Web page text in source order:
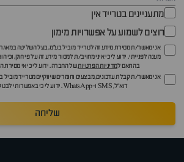
מתעניינים בטרייד אין
רוצים לשמוע על אפשרויות מימון
אני מאשר/ת מסירת מידע זה לטרייד מוביל בע"מ, בעל השליטה
מענה לפנייתי. ידוע לי כי איני מחויב/ת למסור מידע זה על פי חוק, וכי
בהתאם למדיניות הפרטיותשל החברה. ידוע לי כי אי
אני מאשר/ת קבלת עדכונים, מבצעים וחומרים שיווקיים מטרייד
דוא״ל, SMS ו-WhatsApp. ידוע לי כי באפשרותי לבטל הסכמה זו בכל עת.
שליחה